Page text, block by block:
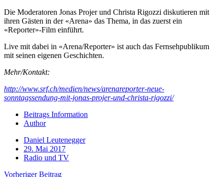
Die Moderatoren Jonas Projer und Christa Rigozzi diskutieren mit
ihren Gästen in der «Arena» das Thema, in das zuerst ein
«Reporter»-Film einführt.
Live mit dabei in «Arena/Reporter» ist auch das Fernsehpublikum
mit seinen eigenen Geschichten.
Mehr/Kontakt:
http://www.srf.ch/medien/news/arenareporter-neue-
sonntagssendung-mit-jonas-projer-und-christa-rigozzi/
Beitrags Information
Author
Daniel Leutenegger
29. Mai 2017
Radio und TV
Vorheriger Beitrag